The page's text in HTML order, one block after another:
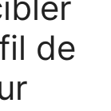
de